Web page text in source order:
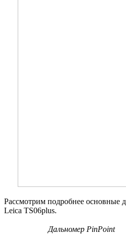
Рассмотрим подробнее основные
Leica TS06plus.
Дальномер PinPoint